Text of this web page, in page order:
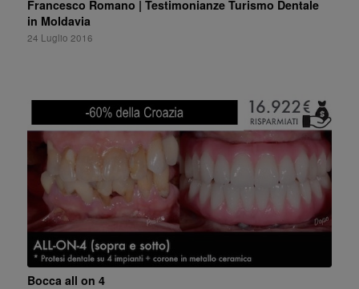
Francesco Romano | Testimonianze Turismo Dentale
in Moldavia
24 Luglio 2016
Bocca all on 4